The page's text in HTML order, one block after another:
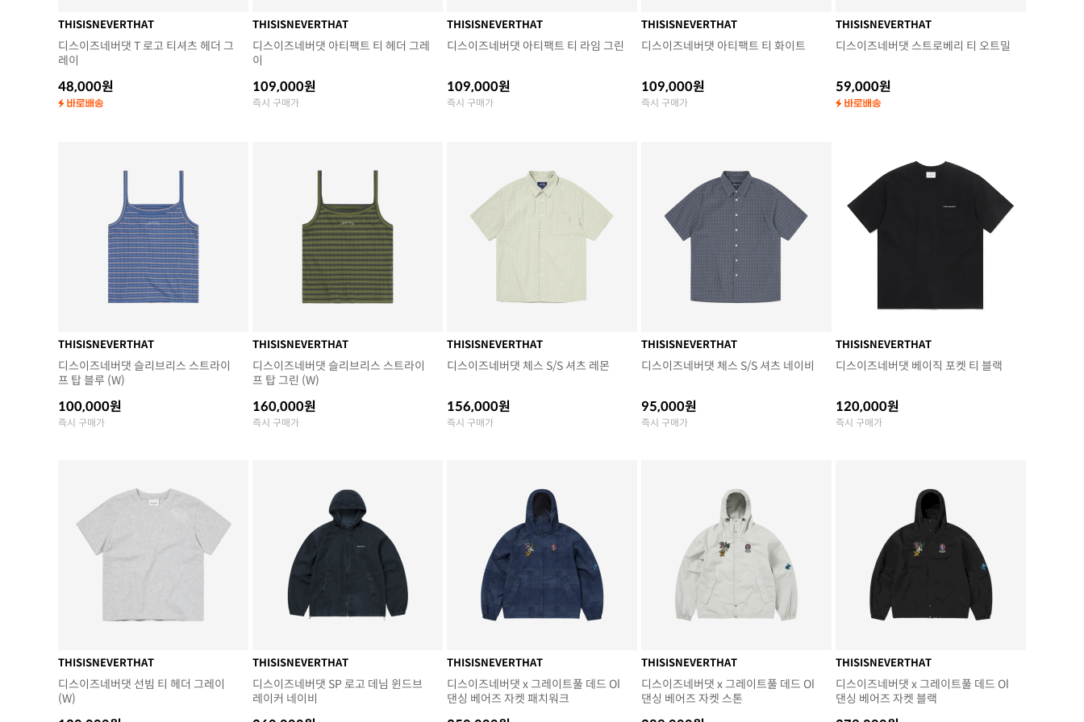
THISISNEVERTHAT
디스이즈네버댓 T 로고 티셔츠 헤더 그
레이
48,000원
THISISNEVERTHAT
디스이즈네버댓 아티팩트 티 헤더 그레
이
109,000원
즉시 구매가
THISISNEVERTHAT
디스이즈네버댓 아티팩트 티 라임 그린
109,000원
즉시 구매가
THISISNEVERTHAT
디스이즈네버댓 아티팩트 티 화이트
109,000원
즉시 구매가
THISISNEVERTHAT
디스이즈네버댓 스트로베리 티 오트밀
59,000원
THISISNEVERTHAT
디스이즈네버댓 슬리브리스 스트라이
프 탑 블루 (W)
100,000원
즉시 구매가
THISISNEVERTHAT
디스이즈네버댓 슬리브리스 스트라이
프 탑 그린 (W)
160,000원
즉시 구매가
THISISNEVERTHAT
디스이즈네버댓 체스 S/S 셔츠 레몬
156,000원
즉시 구매가
THISISNEVERTHAT
디스이즈네버댓 체스 S/S 셔츠 네이비
95,000원
즉시 구매가
THISISNEVERTHAT
디스이즈네버댓 베이직 포켓 티 블랙
120,000원
즉시 구매가
THISISNEVERTHAT
디스이즈네버댓 선빔 티 헤더 그레이
(W)
THISISNEVERTHAT
디스이즈네버댓 SP 로고 데님 윈드브
레이커 네이비
THISISNEVERTHAT
디스이즈네버댓 x 그레이트풀 데드 Ol
댄싱 베어즈 자켓 패치워크
THISISNEVERTHAT
디스이즈네버댓 x 그레이트풀 데드 Ol
댄싱 베어즈 자켓 스톤
THISISNEVERTHAT
디스이즈네버댓 x 그레이트풀 데드 Ol
댄싱 베어즈 자켓 블랙